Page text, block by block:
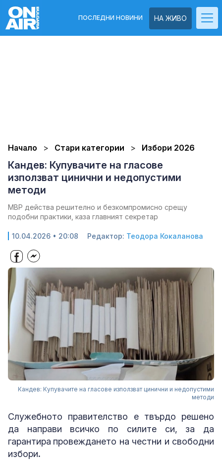
НА ЖИВО
ПОСЛЕДНИ НОВИНИ
Начало Стари категории Избори 2026
Кандев: Купувачите на гласове
използват цинични и недопустими
методи
МВР действа решително и безкомпромисно срещу
подобни практики, каза главният секретар
10.04.2026 • 20:08 Редактор: Теодора Кокаланова
Кандев: Купувачите на гласове използват цинични и недопустими
методи
Служебното правителство е твърдо решено
да направи всичко по силите си, за да
гарантира провеждането на честни и свободни
избори.